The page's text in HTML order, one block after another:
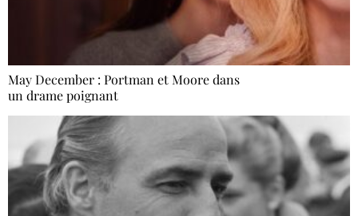
May December : Portman et Moore dans
un drame poignant